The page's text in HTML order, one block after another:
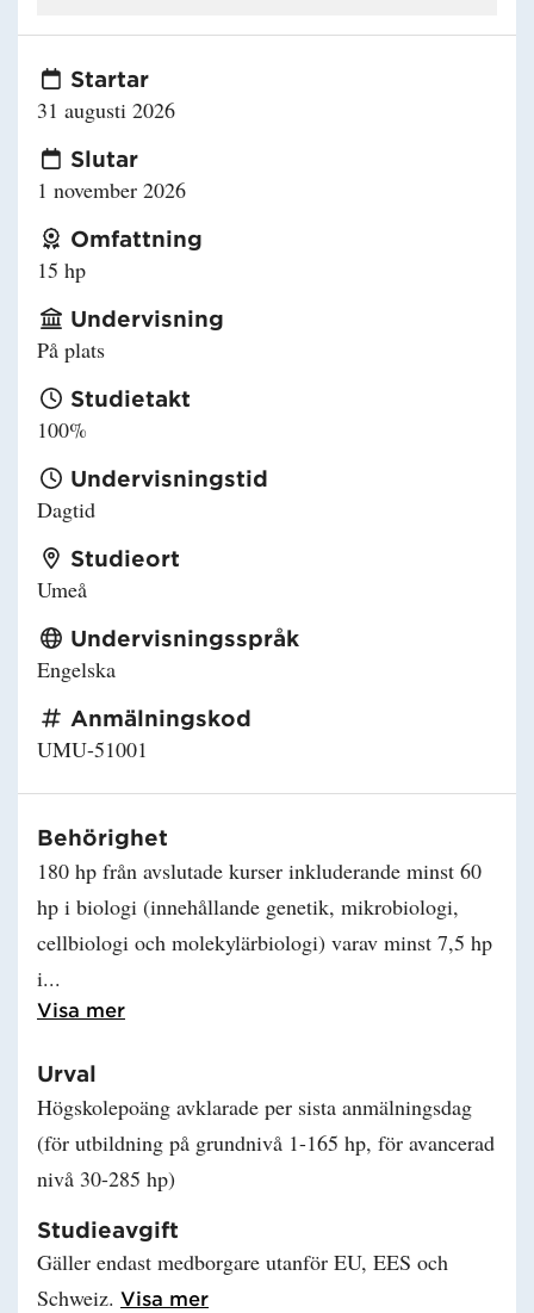
Startar
31 augusti 2026
Slutar
1 november 2026
Omfattning
15 hp
Undervisning
På plats
Studietakt
100%
Undervisningstid
Dagtid
Studieort
Umeå
Undervisningsspråk
Engelska
Anmälningskod
UMU-51001
Behörighet
180 hp från avslutade kurser inkluderande minst 60
hp i biologi (innehållande genetik, mikrobiologi,
cellbiologi och molekylärbiologi) varav minst 7,5 hp
i
Visa mer
Urval
Högskolepoäng avklarade per sista anmälningsdag
(för utbildning på grundnivå 1-165 hp, för avancerad
nivå 30-285 hp)
Studieavgift
Gäller endast medborgare utanför EU, EES och
Schweiz. Visa merLäs mer om Studieavgift